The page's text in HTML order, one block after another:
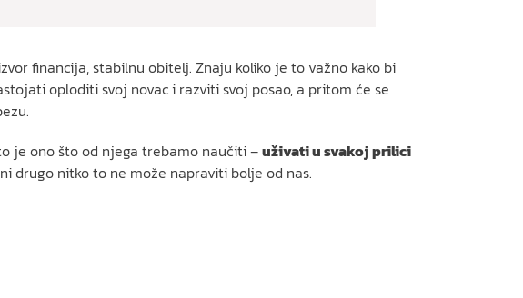
financija, stabilnu obitelj. Znaju koliko je to važno kako bi
oploditi svoj novac i razviti svoj posao, a pritom će se
je ono što od njega trebamo naučiti –uživati u svakoj prilici
drugo nitko to ne može napraviti bolje od nas.